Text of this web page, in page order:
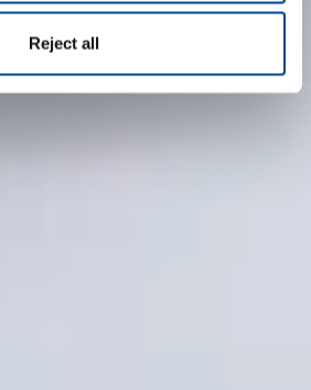
Reject all